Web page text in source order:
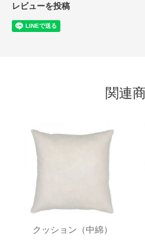
レビューを投稿
関連
クッション（中綿）